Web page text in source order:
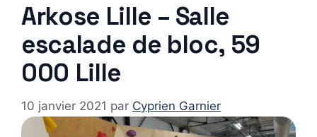
Arkose Lille – Salle
escalade de bloc, 59
000 Lille
10 janvier 2021 par Cyprien Garnier